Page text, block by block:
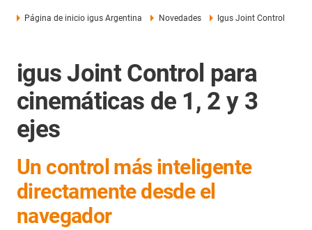
Página de inicio igus Argentina Novedades Igus Joint Control
igus Joint Control para
cinemáticas de 1, 2 y 3
ejes
Un control más inteligente
directamente desde el
navegador